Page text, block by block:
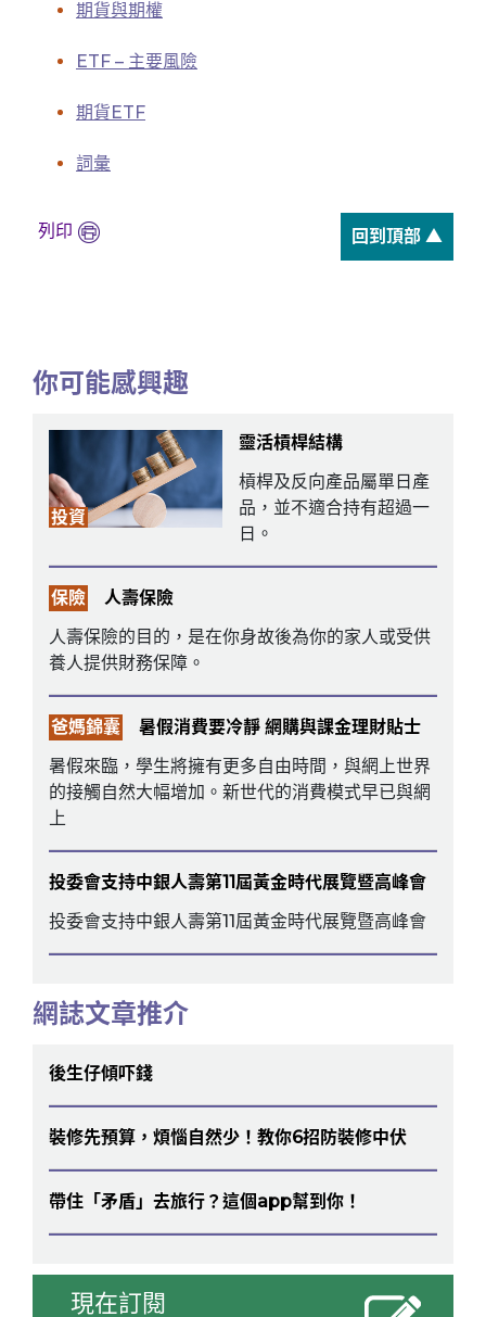
期貨與期權
ETF – 主要風險
期貨ETF
詞彙
列印 回到頂部 ▲
你可能感興趣
投資
靈活槓桿結構
槓桿及反向產品屬單日產
品，並不適合持有超過一
日。
保險
人壽保險
人壽保險的目的，是在你身故後為你的家人或受供
養人提供財務保障。
爸媽錦囊
暑假消費要冷靜 網購與課金理財貼士
暑假來臨，學生將擁有更多自由時間，與網上世界
的接觸自然大幅增加。新世代的消費模式早已與網
上
投委會支持中銀人壽第11屆黃金時代展覽暨高峰會
投委會支持中銀人壽第11屆黃金時代展覽暨高峰會
網誌文章推介
後生仔傾吓錢
裝修先預算，煩惱自然少！教你6招防裝修中伏
帶住「矛盾」去旅行？這個app幫到你！
現在訂閱